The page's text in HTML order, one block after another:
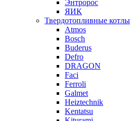
Энтророс
ЯИК
Твердотопливные котлы
Atmos
Bosch
Buderus
Defro
DRAGON
Faci
Ferroli
Galmet
Heiztechnik
Kentatsu